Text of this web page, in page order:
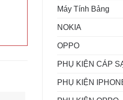
Máy Tính Bảng
NOKIA
OPPO
PHỤ KIỆN CÁP
PHỤ KIỆN